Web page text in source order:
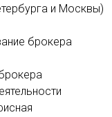
и Москвы)
брокера